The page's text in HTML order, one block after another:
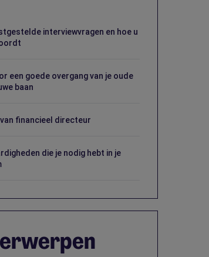
interviewvragen en hoe u
een goede overgang van je oude
baan
financieel directeur
die je nodig hebt in je